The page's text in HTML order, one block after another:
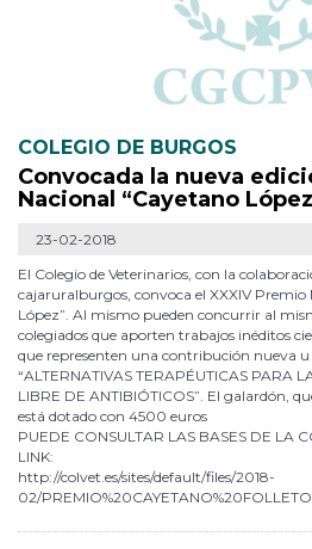
COLEGIO DE BURGOS
Convocada la nueva
Nacional “Cayetano
23-02-2018
El Colegio de Veterinarios, con la
cajaruralburgos, convoca el XXXIV Premio
López”. Al mismo pueden concurrir al
colegiados que aporten trabajos inéditos
que representen una contribución nueva
“ALTERNATIVAS TERAPÉUTICAS PARA
LIBRE DE ANTIBIÓTICOS”. El galardón,
está dotado con 4500 euros
PUEDE CONSULTAR LAS BASES DE LA
LINK:
http://colvet.es/sites/default/files/2018-
02/